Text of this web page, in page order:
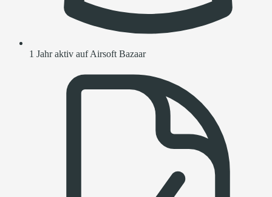
1 Jahr aktiv auf Airsoft Bazaar